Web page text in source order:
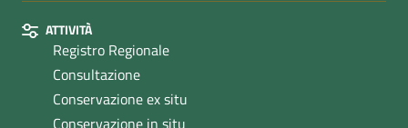
ATTIVITÀ
Registro Regionale
Consultazione
Conservazione ex situ